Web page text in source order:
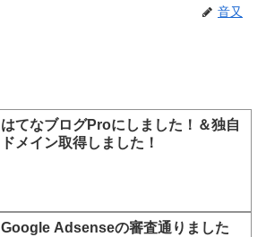
音又
はてなブログProにしました！＆独自
ドメイン取得しました！
Google Adsenseの審査通りました